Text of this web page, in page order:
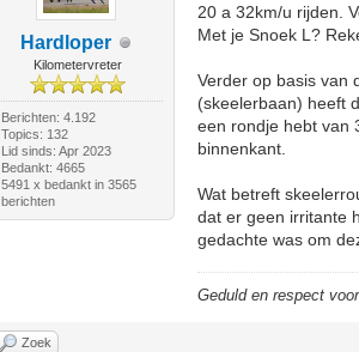
Hardloper
Kilometervreter
Berichten: 4.192
Topics: 132
Lid sinds: Apr 2023
Bedankt: 4665
5491 x bedankt in 3565
berichten
20 a 32km/u rijden.
Met je Snoek L?
Verder op basis van
(skeelerbaan) heeft
een rondje hebt van
binnenkant.
Wat betreft
dat er geen irritante
gedachte was om
Geduld en respect
Zoek